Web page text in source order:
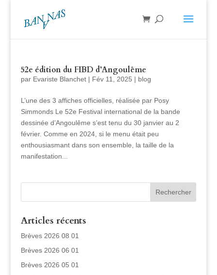
52e édition du FIBD d’Angoulême
par Evariste Blanchet| Fév 11, 2025 | blog
L’une des 3 affiches officielles, réalisée par Posy
Simmonds Le 52e Festival international de la bande
dessinée d’Angoulême s’est tenu du 30 janvier au 2
février. Comme en 2024, si le menu était peu
enthousiasmant dans son ensemble, la taille de la
manifestation...
Articles récents
Brèves 2026 08 01
Brèves 2026 06 01
Brèves 2026 05 01